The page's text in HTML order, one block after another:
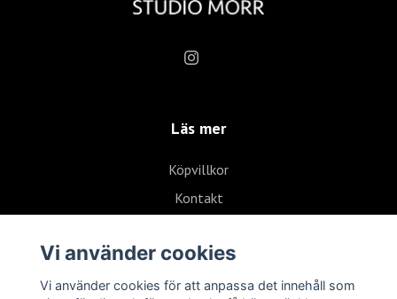
Läs mer
Köpvillkor
Kontakt
Vi använder cookies
Vi använder cookies för att anpassa det innehåll som